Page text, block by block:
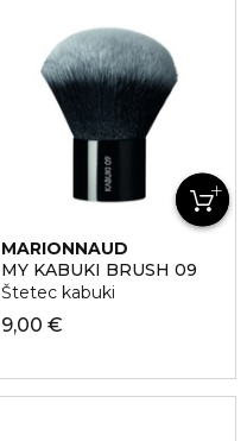
MARIONNAUD
ACCESSORIES
MY KABUKI BRUSH 09
Štetec kabuki
9,00 €